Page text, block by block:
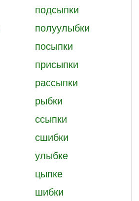
подсыпки
полуулыбки
посыпки
присыпки
рассыпки
рыбки
ссыпки
сшибки
улыбке
цыпке
шибки